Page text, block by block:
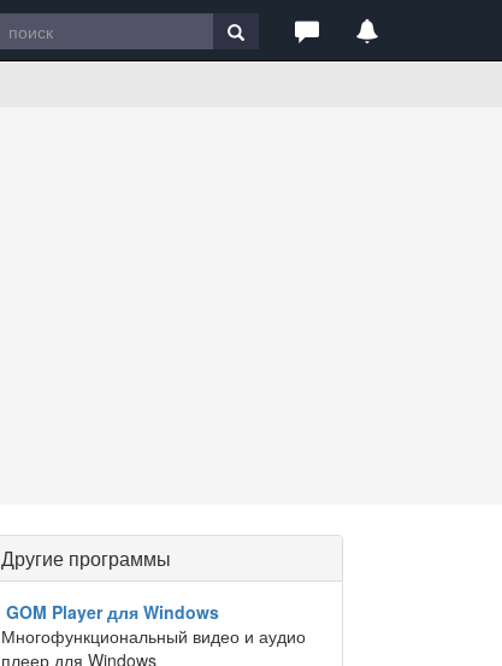
Другие программы
GOM Player для Windows
Многофункциональный видео и аудио
плеер для Windows